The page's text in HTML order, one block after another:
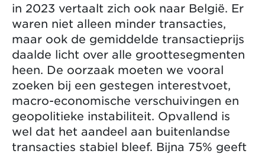
in 2023 vertaalt zich ook naar België. Er
waren niet alleen minder transacties,
maar ook de gemiddelde transactieprijs
daalde licht over alle groottesegmenten
heen. De oorzaak moeten we vooral
zoeken bij een gestegen interestvoet,
macro-economische verschuivingen en
geopolitieke instabiliteit. Opvallend is
wel dat het aandeel aan buitenlandse
transacties stabiel bleef. Bijna 75% geeft